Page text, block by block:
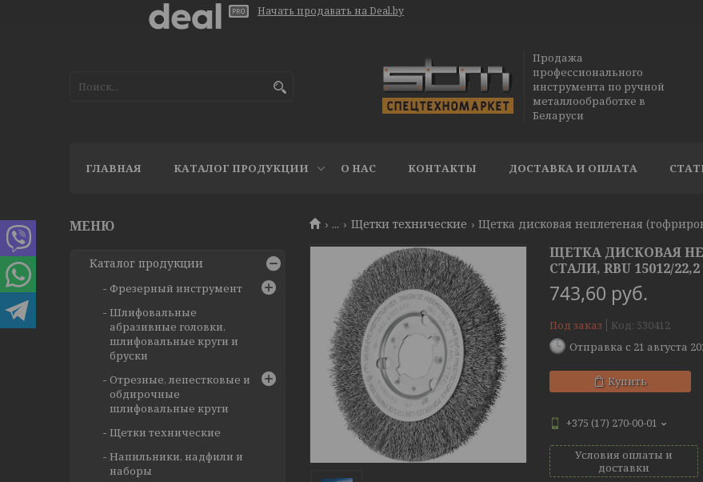
Начать продавать на Deal.by
Продажа
профессионального
инструмента по ручной
металлообработке в
Беларуси
ГЛАВНАЯ КАТАЛОГ ПРОДУКЦИИ О НАС КОНТАКТЫ ДОСТАВКА И ОПЛАТА
... Щетки технические Щетка дисковая неплетеная
ЩЕТКА ДИСКОВАЯ
СТАЛИ, RBU 15012/22,2
743,60 руб.
Под заказ Код: 530412
Отправка с 21 августа
Купить
+375 (17) 270-00-01
Условия оплаты и
доставки
Каталог продукции
Фрезерный инструмент
Шлифовальные
абразивные головки,
шлифовальные круги и
бруски
Отрезные, лепестковые и
обдирочные
шлифовальные круги
Щетки технические
Напильники, надфили и
наборы